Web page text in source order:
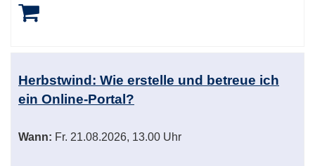
Herbstwind: Wie erstelle und betreue ich
ein Online-Portal?
Wann: Fr. 21.08.2026, 13.00 Uhr